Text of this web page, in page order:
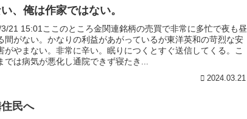
、俺は作家ではない。
21 15:01ここのところ金関連銘柄の売買で非常に多忙で夜も昼
間がない。かなりの利益があがっているが東洋英和の苛烈な安
がやまない。非常に辛い。眠りにつくとすぐ送信してくる。こ
では病気が悪化し通院できず寝たき...
2024.03.21
民へ